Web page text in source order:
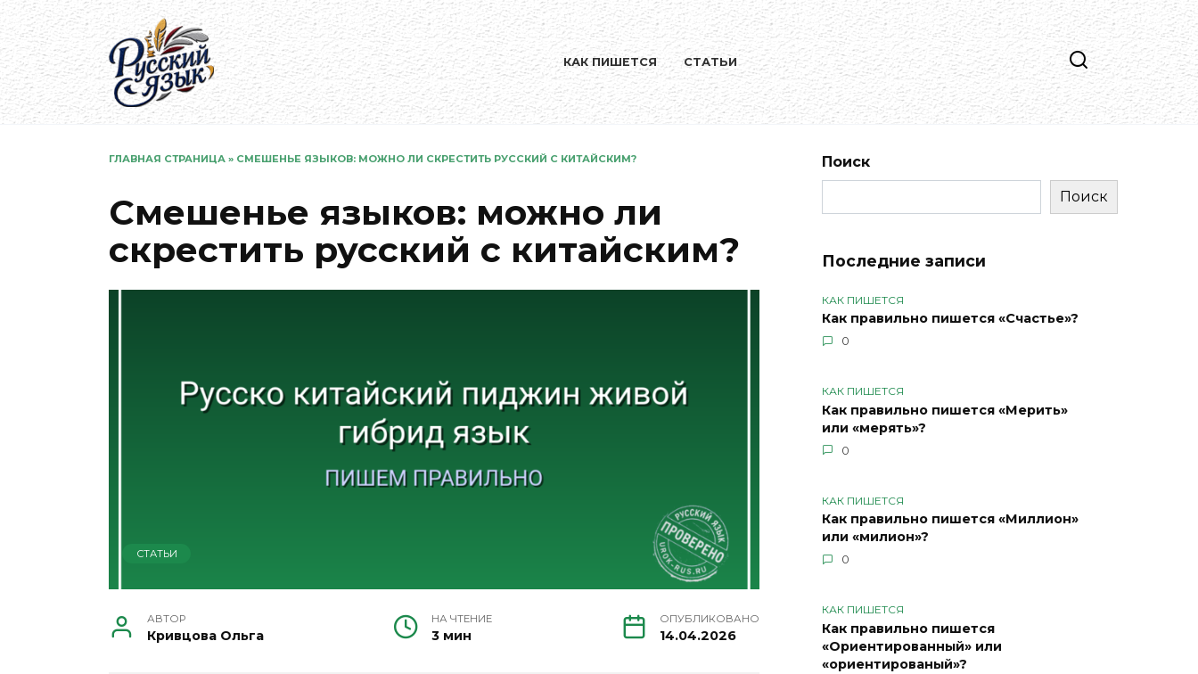
Перейти
к
содержанию
КАК ПИШЕТСЯ СТАТЬИ
ГЛАВНАЯ СТРАНИЦА » СМЕШЕНЬЕ ЯЗЫКОВ: МОЖНО ЛИ СКРЕСТИТЬ РУССКИЙ С КИТАЙСКИМ?
Смешенье языков: можно ли
скрестить русский с китайским?
СТАТЬИ
АВТОР
Кривцова Ольга
НА ЧТЕНИЕ
3 мин
ОПУБЛИКОВАНО
14.04.2026
Поиск
Поиск
Последние записи
КАК ПИШЕТСЯ
Как правильно пишется «Счастье»?
0
КАК ПИШЕТСЯ
Как правильно пишется «Мерить»
или «мерять»?
0
КАК ПИШЕТСЯ
Как правильно пишется «Миллион»
или «милион»?
0
КАК ПИШЕТСЯ
Как правильно пишется
«Ориентированный» или
«ориентированый»?